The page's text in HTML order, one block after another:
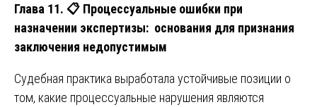
Глава 11. 📋 Процессуальные ошибки при
назначении экспертизы: основания для признания
заключения недопустимым
Судебная практика выработала устойчивые позиции о
том, какие процессуальные нарушения являются